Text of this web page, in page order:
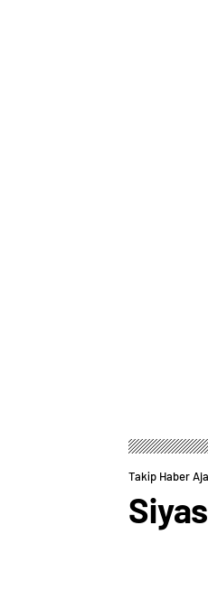
Takip Haber